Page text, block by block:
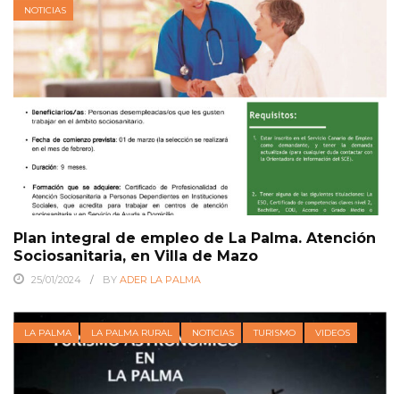
NOTICIAS
Plan integral de empleo de La Palma. Atención
Sociosanitaria, en Villa de Mazo
25/01/2024 BY ADER LA PALMA
LA PALMA LA PALMA RURAL NOTICIAS TURISMO VIDEOS